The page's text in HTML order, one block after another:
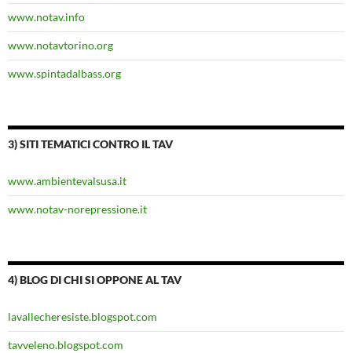
www.notav.info
www.notavtorino.org
www.spintadalbass.org
3) SITI TEMATICI CONTRO IL TAV
www.ambientevalsusa.it
www.notav-norepressione.it
4) BLOG DI CHI SI OPPONE AL TAV
lavallecheresiste.blogspot.com
tavveleno.blogspot.com